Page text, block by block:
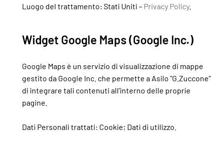
Luogo del trattamento: Stati Uniti – Privacy Policy.
Widget Google Maps (Google Inc.)
Google Maps è un servizio di visualizzazione di mappe
gestito da Google Inc. che permette a Asilo "G.Zuccone"
di integrare tali contenuti all’interno delle proprie
pagine.
Dati Personali trattati: Cookie; Dati di utilizzo.